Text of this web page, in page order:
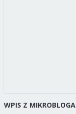
WPIS Z MIKROBLOGA